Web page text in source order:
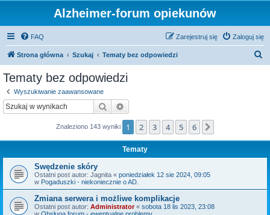
Alzheimer-forum opiekunów
FAQ Zaloguj się
Zarejestruj się
Strona główna Szukaj Tematy bez odpowiedzi
Tematy bez odpowiedzi
Wyszukiwanie zaawansowane
Szukaj
Znaleziono 143 wyniki 1 2 3 4 5 6
Tematy
Swędzenie skóry
Ostatni post autor: Jagnita « poniedziałek 12 sie 2024, 09:05
w Pogaduszki - niekoniecznie o AD.
Zmiana serwera i możliwe komplikacje
Ostatni post autor: Administrator« sobota 18 lis 2023, 23:08
w Obsługa forum - ewentualne problemy